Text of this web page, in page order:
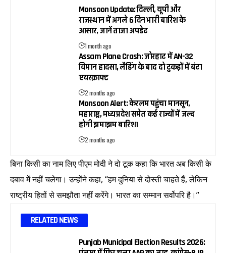
Monsoon Update: दिल्ली, यूपी और
राजस्थान में अगले 6 दिन भारी बारिश के
आसार, जानें ताजा अपडेट
1 month ago
Assam Plane Crash: जोरहाट में AN-32
विमान हादसा, लैंडिंग के बाद दो टुकड़ों में बंटा
एयरक्राफ्ट
2 months ago
Monsoon Alert: केरलम पहुंचा मानसून,
महाराष्ट्र, मध्य प्रदेश समेत कई राज्यों में जल्द
होगी झमाझम बारिश।
2 months ago
बिना किसी का नाम लिए पीएम मोदी ने दो टूक कहा कि भारत अब किसी के
दबाव में नहीं चलेगा। उन्होंने कहा, “हम दुनिया से दोस्ती चाहते हैं, लेकिन
राष्ट्रीय हितों से समझौता नहीं करेंगे। भारत का सम्मान सर्वोपरि है।”
RELATED NEWS
Punjab Municipal Election Results 2026: